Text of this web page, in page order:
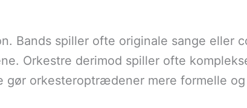
Bands spiller ofte originale sange eller
Orkestre derimod spiller ofte
orkesteroptrædener mere formelle og